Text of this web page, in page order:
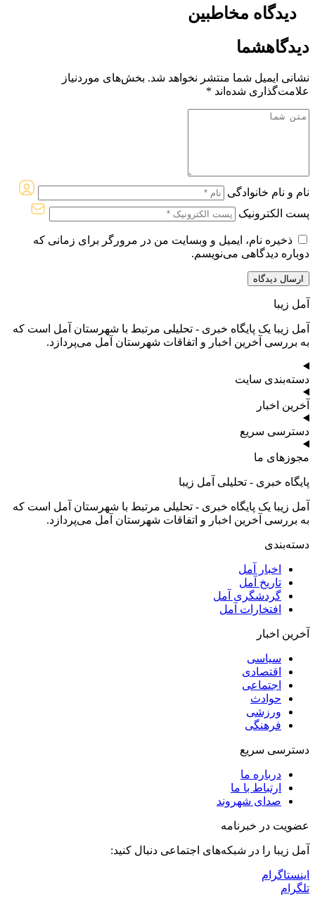
دیدگاه مخاطبین
دیدگاهشما
نشانی ایمیل شما منتشر نخواهد شد. بخش‌های موردنیاز
علامت‌گذاری شده‌اند *
نام و نام خانوادگی
پست الکترونیک
ذخیره نام، ایمیل و وبسایت من در مرورگر برای زمانی که
دوباره دیدگاهی می‌نویسم.
آمل زیبا
آمل زیبا یک پایگاه خبری - تحلیلی مرتبط با شهرستان آمل است که
به بررسی آخرین اخبار و اتفاقات شهرستان آمل می‌پردازد.
دسته‌بندی سایت
آخرین اخبار
دسترسی سریع
مجوزهای ما
پایگاه خبری - تحلیلی آمل زیبا
آمل زیبا یک پایگاه خبری - تحلیلی مرتبط با شهرستان آمل است که
به بررسی آخرین اخبار و اتفاقات شهرستان آمل می‌پردازد.
دسته‌بندی
اخبار آمل
تاریخ آمل
گردشگری آمل
افتخارات آمل
آخرین اخبار
سیاسی
اقتصادی
اجتماعی
حوادث
ورزشی
فرهنگی
دسترسی سریع
درباره ما
ارتباط با ما
صدای شهروند
عضویت در خبرنامه
آمل زیبا را در شبکه‌های اجتماعی دنبال کنید:
اینستاگرام
تلگرام